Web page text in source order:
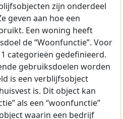
zijn onderdeel
geven aan hoe een
Een woning heeft
de “Woonfunctie”. Voor
categorieën gedefinieerd.
gebruiksdoelen worden
is een verblijfsobject
is. Dit object kan
als een “woonfunctie”
waarin een bedrijf